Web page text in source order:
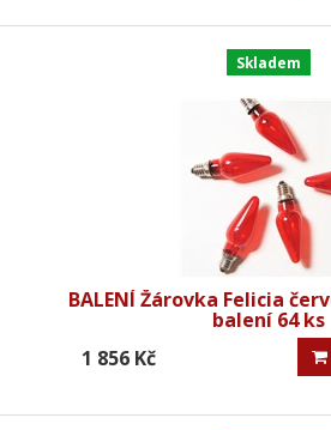
BALENÍ Žárovka Felicia
balení 64 ks
Skladem
1 856 Kč